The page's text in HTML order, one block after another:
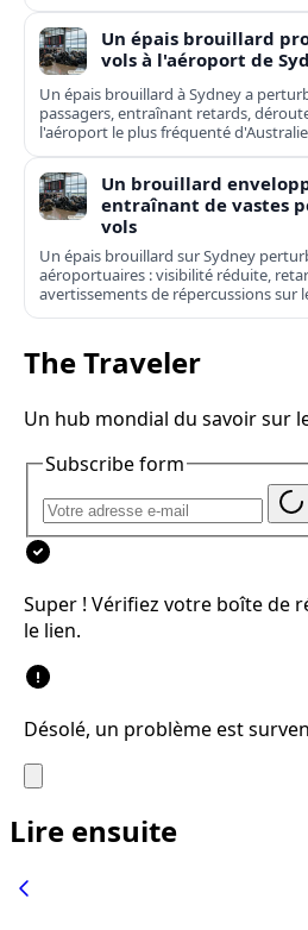
Un épais brouillard
vols à l'aéroport de
Un épais brouillard à Sydney a
passagers, entraînant retards,
l'aéroport le plus fréquenté
Un brouillard
entraînant de vastes
vols
Un épais brouillard sur Sydney
aéroportuaires : visibilité réduite,
avertissements de répercussions sur
domestiques et internationaux.
The Traveler
Un hub mondial du savoir sur
Subscribe form
Super ! Vérifiez votre boîte de
le lien.
Désolé, un problème est
Lire ensuite